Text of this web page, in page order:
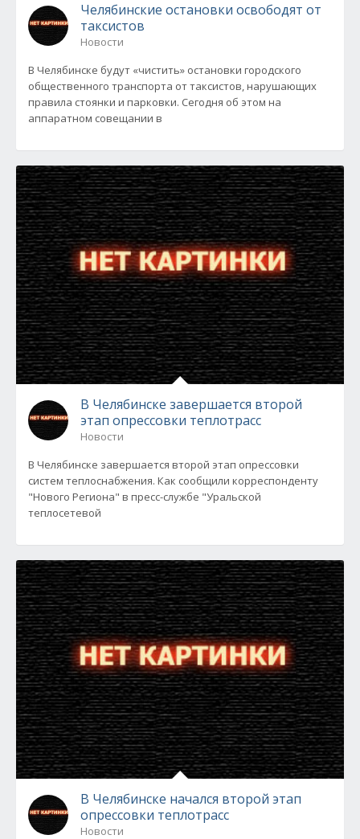
Челябинские остановки освободят от
таксистов
Новости
В Челябинске будут «чистить» остановки городского
общественного транспорта от таксистов, нарушающих
правила стоянки и парковки. Сегодня об этом на
аппаратном совещании в
В Челябинске завершается второй
этап опрессовки теплотрасс
Новости
В Челябинске завершается второй этап опрессовки
систем теплоснабжения. Как сообщили корреспонденту
"Нового Региона" в пресс-службе "Уральской
теплосетевой
В Челябинске начался второй этап
опрессовки теплотрасс
Новости